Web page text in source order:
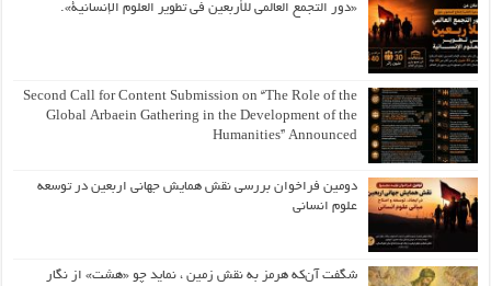
«دور التجمع العالمي للأربعين في تطوير العلوم الإنسانية».
Second Call for Content Submission on “The Role of the
Global Arbaein Gathering in the Development of the
Humanities” Announced
دومین فراخوان بررسی نقش همایش جهانی اربعین در توسعه
علوم انسانی
شگفت آن‌که هرمز به نقش زمین ، نماید چو «هشت» از نگار